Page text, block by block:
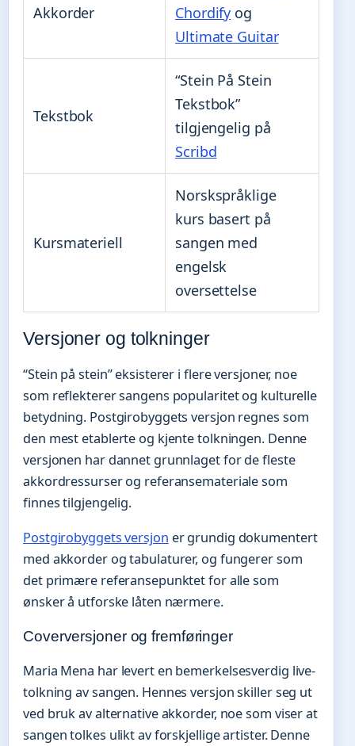
Akkorder
Chordify og
Ultimate Guitar
Tekstbok
“Stein På Stein
Tekstbok”
tilgjengelig på
Scribd
Kursmateriell
Norskspråklige
kurs basert på
sangen med
engelsk
oversettelse
Versjoner og tolkninger
“Stein på stein” eksisterer i flere versjoner, noe
som reflekterer sangens popularitet og kulturelle
betydning. Postgirobyggets versjon regnes som
den mest etablerte og kjente tolkningen. Denne
versjonen har dannet grunnlaget for de fleste
akkordressurser og referansemateriale som
finnes tilgjengelig.
Postgirobyggets versjon er grundig dokumentert
med akkorder og tabulaturer, og fungerer som
det primære referansepunktet for alle som
ønsker å utforske låten nærmere.
Coverversjoner og fremføringer
Maria Mena har levert en bemerkelsesverdig live-
tolkning av sangen. Hennes versjon skiller seg ut
ved bruk av alternative akkorder, noe som viser at
sangen tolkes ulikt av forskjellige artister. Denne